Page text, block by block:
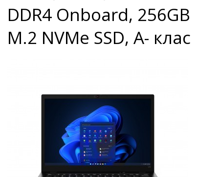
DDR4 Onboard, 256GB
M.2 NVMe SSD, A- клас